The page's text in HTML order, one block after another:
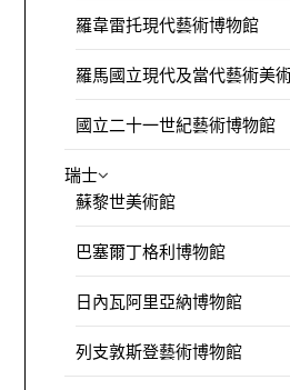
羅韋雷托現代藝術博物館
羅馬國立現代及當代藝術美
國立二十一世紀藝術博物館
瑞士
蘇黎世美術館
巴塞爾丁格利博物館
日內瓦阿里亞納博物館
列支敦斯登藝術博物館